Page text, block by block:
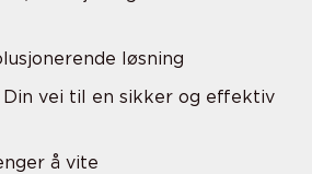
løsning
Din vei til en sikker og effektiv
å vite